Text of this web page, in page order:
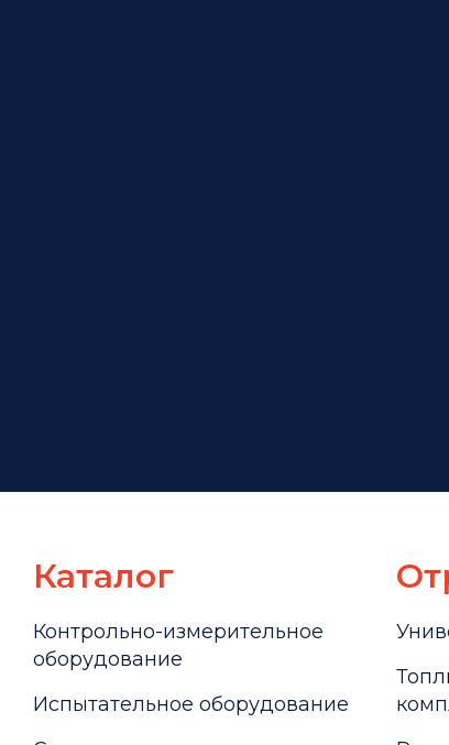
Каталог
Контрольно-измерительное
оборудование
Испытательное оборудование